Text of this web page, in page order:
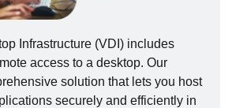
Infrastructure (VDI) includes
access to a desktop. Our
solution that lets you host
securely and efficiently in